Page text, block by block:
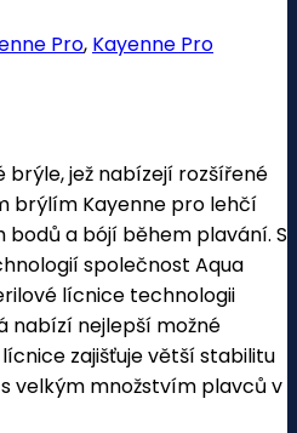
Pro, Kayenne Pro
jež nabízejí rozšířené
brýlím Kayenne pro lehčí
a bójí během plavání. S
společnost Aqua
lícnice technologii
nabízí nejlepší možné
zajišťuje větší stabilitu
velkým množstvím plavců v